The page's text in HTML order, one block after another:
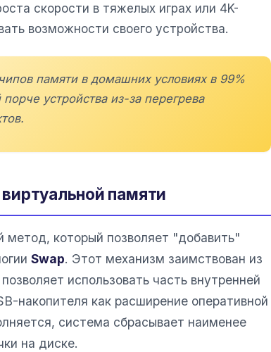
скорости в тяжелых играх или 4K-
возможности своего устройства.
памяти в домашних условиях в 99%
устройства из-за перегрева
памяти
который позволяет "добавить"
Swap. Этот механизм заимствован из
использовать часть внутренней
накопителя как расширение оперативной
система сбрасывает наименее
на диске.